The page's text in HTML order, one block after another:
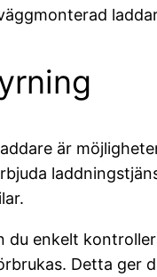
är
enkelt
Detta